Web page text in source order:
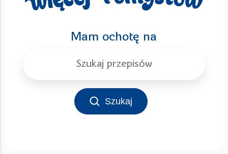
Mam ochotę na
Szukaj